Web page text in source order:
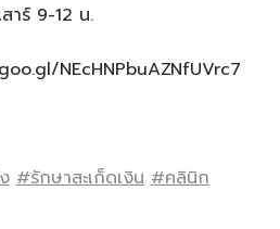
าร์ 9-12 น.
NEcHNPbuAZNfUVrc7
#รักษาสะเก็ดเงิน #คลินิก